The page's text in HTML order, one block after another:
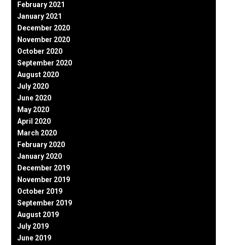
February 2021
January 2021
December 2020
November 2020
October 2020
September 2020
August 2020
July 2020
June 2020
May 2020
April 2020
March 2020
February 2020
January 2020
December 2019
November 2019
October 2019
September 2019
August 2019
July 2019
June 2019